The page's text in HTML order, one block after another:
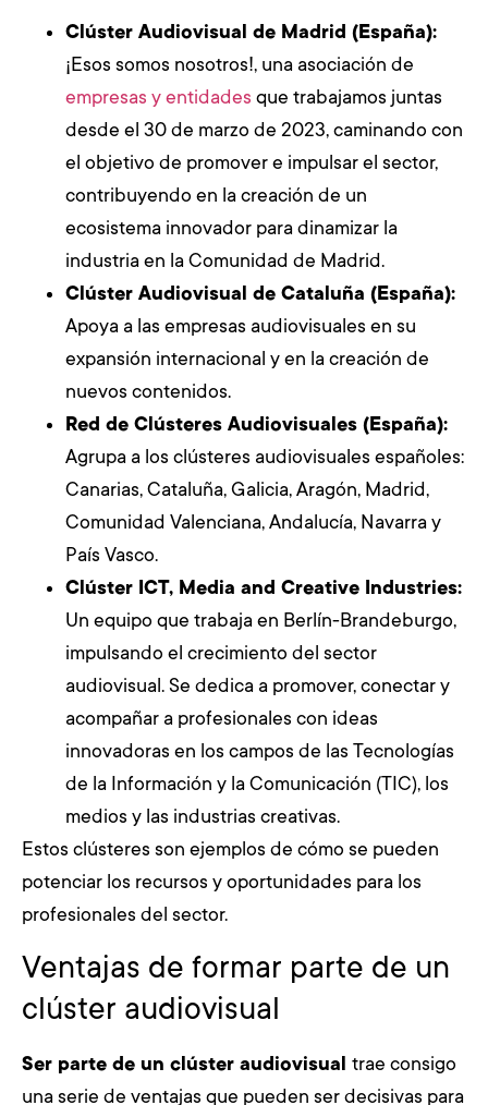
Clúster Audiovisual de Madrid (España):
¡Esos somos nosotros!, una asociación de
empresas y entidades que trabajamos juntas
desde el 30 de marzo de 2023, caminando con
el objetivo de promover e impulsar el sector,
contribuyendo en la creación de un
ecosistema innovador para dinamizar la
industria en la Comunidad de Madrid.
Clúster Audiovisual de Cataluña (España):
Apoya a las empresas audiovisuales en su
expansión internacional y en la creación de
nuevos contenidos.
Red de Clústeres Audiovisuales (España):
Agrupa a los clústeres audiovisuales españoles:
Canarias, Cataluña, Galicia, Aragón, Madrid,
Comunidad Valenciana, Andalucía, Navarra y
País Vasco.
Clúster ICT, Media and Creative Industries:
Un equipo que trabaja en Berlín-Brandeburgo,
impulsando el crecimiento del sector
audiovisual. Se dedica a promover, conectar y
acompañar a profesionales con ideas
innovadoras en los campos de las Tecnologías
de la Información y la Comunicación (TIC), los
medios y las industrias creativas.
Estos clústeres son ejemplos de cómo se pueden
potenciar los recursos y oportunidades para los
profesionales del sector.
Ventajas de formar parte de un
clúster audiovisual
Ser parte de un clúster audiovisual trae consigo
una serie de ventajas que pueden ser decisivas para